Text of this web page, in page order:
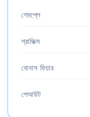
গেমপ্লে
গ্রাফিক্স
বোনাস ফিচার
পেআউট